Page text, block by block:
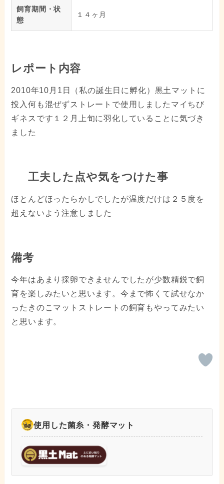
飼育期間・状
態
１４ヶ月
レポート内容
2010年10月1日（私の誕生日に孵化）黒土マットに
投入何も混ぜずストレートで使用しましたマイちび
ギネスです１２月上旬に羽化していることに気づき
ました
工夫した点や気をつけた事
ほとんどほったらかしでしたが温度だけは２５度を
超えないよう注意しました
備考
今年はあまり採卵できませんでしたが少数精鋭で飼
育を楽しみたいと思います。今まで怖くて試せなか
ったきのこマットストレートの飼育もやってみたい
と思います。
使用した菌糸・発酵マット